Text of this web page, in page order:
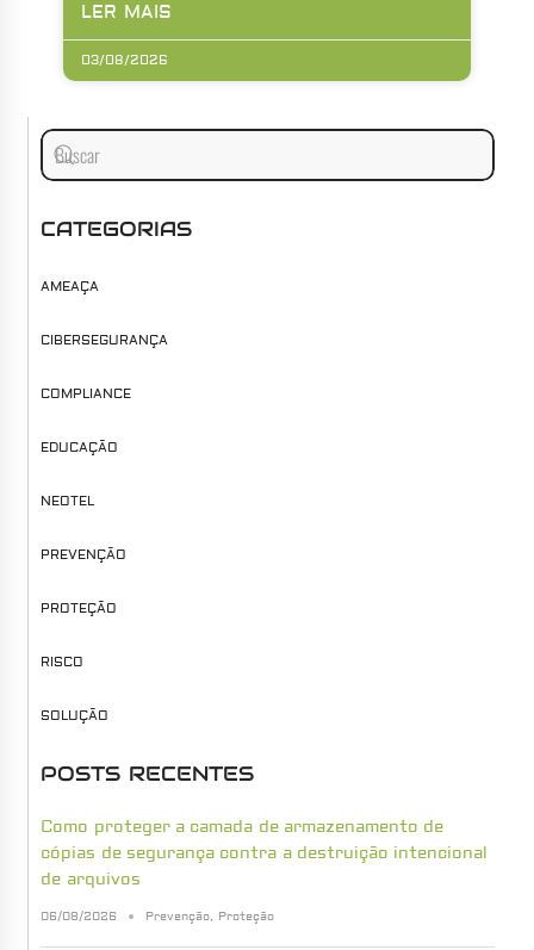
LER MAIS
03/08/2026
CATEGORIAS
AMEAÇA
CIBERSEGURANÇA
COMPLIANCE
EDUCAÇÃO
NEOTEL
PREVENÇÃO
PROTEÇÃO
RISCO
SOLUÇÃO
POSTS RECENTES
Como proteger a camada de armazenamento de
cópias de segurança contra a destruição intencional
de arquivos
06/08/2026 Prevenção, Proteção